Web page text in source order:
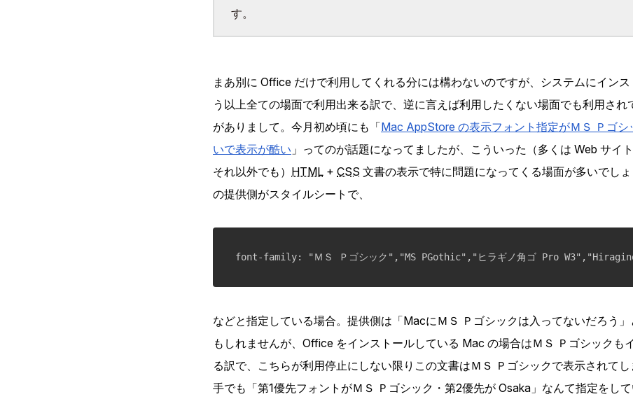
す。
まあ別に Office だけで利用してくれる分には構わないのですが、システムにインス
う以上全ての場面で利用出来る訳で、逆に言えば利用したくない場面でも利用され
がありまして。今月初め頃にも「Mac AppStore の表示フォント指定がＭＳ Ｐゴシ
いで表示が酷い 」ってのが話題になってましたが、こういった（多くは Web サイ
それ以外でも） HTML + CSS 文書の表示で特に問題になってくる場面が多いでし
の提供側がスタイルシートで、
などと指定している場合。提供側は「MacにＭＳ Ｐゴシックは入ってないだろう
もしれませんが、Office をインストールしている Mac の場合はＭＳ Ｐゴシックも
る訳で、こちらが利用停止にしない限りこの文書はＭＳ Ｐゴシックで表示されて
手でも「第1優先フォントがＭＳ Ｐゴシック・第2優先が Osaka」なんて指定をし